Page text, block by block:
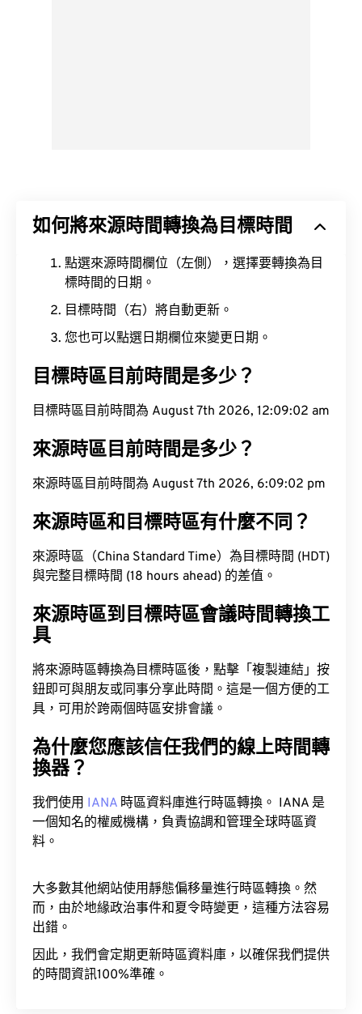
如何將來源時間轉換為目標時間
點選來源時間欄位（左側），選擇要轉換為目
標時間的日期。
目標時間（右）將自動更新。
您也可以點選日期欄位來變更日期。
目標時區目前時間是多少？
目標時區目前時間為 August 7th 2026, 12:09:03 am
來源時區目前時間是多少？
來源時區目前時間為 August 7th 2026, 6:09:03 pm
來源時區和目標時區有什麼不同？
來源時區（China Standard Time）為目標時間 (HDT)
與完整目標時間 (18 hours ahead) 的差值。
來源時區到目標時區會議時間轉換工
具
將來源時區轉換為目標時區後，點擊「複製連結」按
鈕即可與朋友或同事分享此時間。這是一個方便的工
具，可用於跨兩個時區安排會議。
為什麼您應該信任我們的線上時間轉
換器？
我們使用 IANA 時區資料庫進行時區轉換。 IANA 是
一個知名的權威機構，負責協調和管理全球時區資
料。
大多數其他網站使用靜態偏移量進行時區轉換。然
而，由於地緣政治事件和夏令時變更，這種方法容易
出錯。
因此，我們會定期更新時區資料庫，以確保我們提供
的時間資訊100%準確。